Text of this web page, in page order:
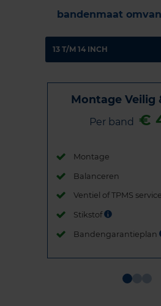
bandenmaat
Montage Veilig
Per band €
Montage
Balanceren
Ventiel of TPMS service
Stikstof
Bandengarantieplan